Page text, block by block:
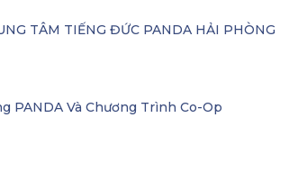
TÂM TIẾNG ĐỨC PANDA HẢI PHÒNG
PANDA Và Chương Trình Co-Op